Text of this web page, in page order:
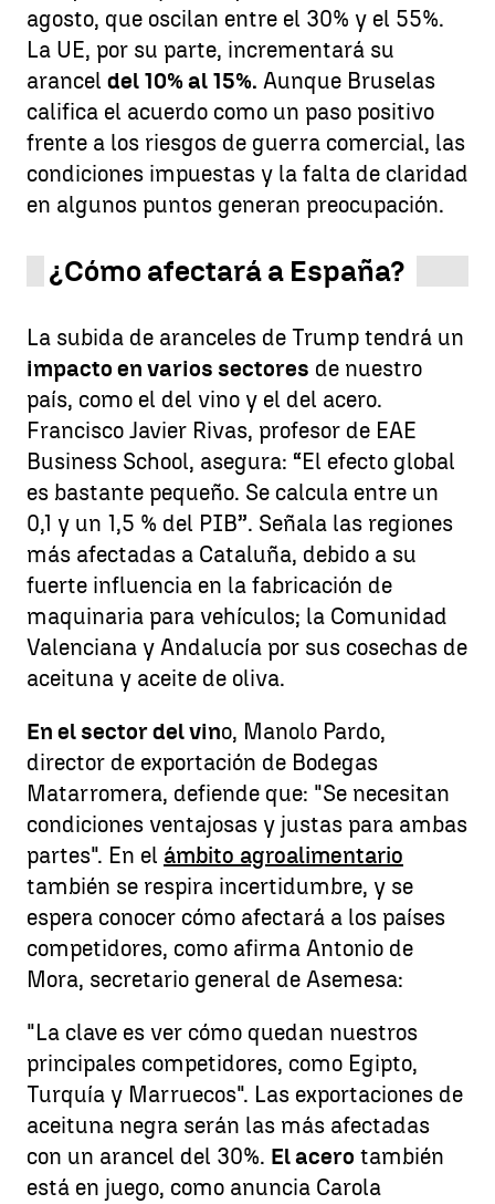
agosto, que oscilan entre el 30% y el 55%.
La UE, por su parte, incrementará su
arancel del 10% al 15%. Aunque Bruselas
califica el acuerdo como un paso positivo
frente a los riesgos de guerra comercial, las
condiciones impuestas y la falta de claridad
en algunos puntos generan preocupación.
¿Cómo afectará a España?
La subida de aranceles de Trump tendrá un
impacto en varios sectores de nuestro
país, como el del vino y el del acero.
Francisco Javier Rivas, profesor de EAE
Business School, asegura: “El efecto global
es bastante pequeño. Se calcula entre un
0,1 y un 1,5 % del PIB”. Señala las regiones
más afectadas a Cataluña, debido a su
fuerte influencia en la fabricación de
maquinaria para vehículos; la Comunidad
Valenciana y Andalucía por sus cosechas de
aceituna y aceite de oliva.
En el sector del vino, Manolo Pardo,
director de exportación de Bodegas
Matarromera, defiende que: "Se necesitan
condiciones ventajosas y justas para ambas
partes". En el ámbito agroalimentario
también se respira incertidumbre, y se
espera conocer cómo afectará a los países
competidores, como afirma Antonio de
Mora, secretario general de Asemesa:
"La clave es ver cómo quedan nuestros
principales competidores, como Egipto,
Turquía y Marruecos". Las exportaciones de
aceituna negra serán las más afectadas
con un arancel del 30%. El acero también
está en juego, como anuncia Carola